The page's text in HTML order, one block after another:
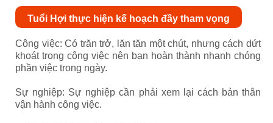
Tuổi Hợi thực hiện kế hoạch đầy tham vọng
Công việc: Có trăn trở, lăn tăn một chút, nhưng cách dứt
khoát trong công việc nên bạn hoàn thành nhanh chóng
phần việc trong ngày.
Sự nghiệp: Sự nghiệp cần phải xem lại cách bản thân
vận hành công việc.